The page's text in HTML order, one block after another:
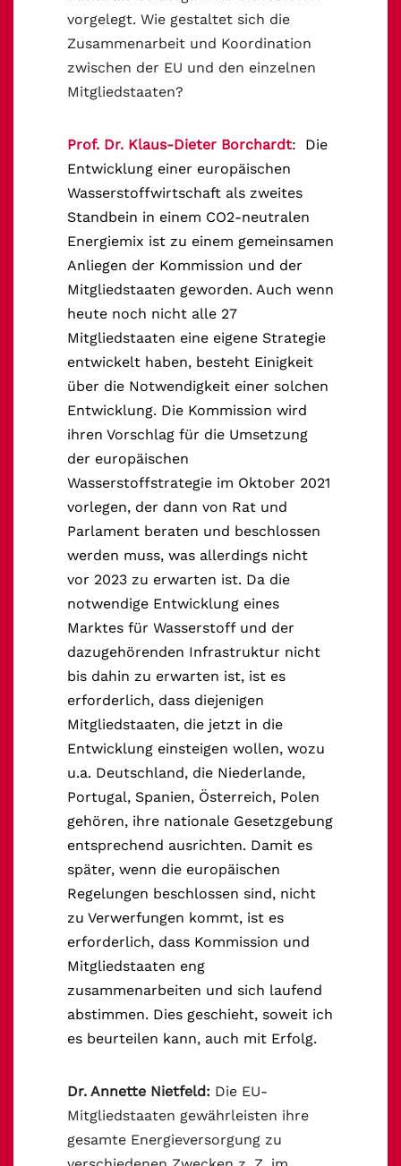
vorgelegt. Wie gestaltet sich die
Zusammenarbeit und Koordination
zwischen der EU und den einzelnen
Mitgliedstaaten?
Prof. Dr. Klaus-Dieter Borchardt: Die
Entwicklung einer europäischen
Wasserstoffwirtschaft als zweites
Standbein in einem CO2-neutralen
Energiemix ist zu einem gemeinsamen
Anliegen der Kommission und der
Mitgliedstaaten geworden. Auch wenn
heute noch nicht alle 27
Mitgliedstaaten eine eigene Strategie
entwickelt haben, besteht Einigkeit
über die Notwendigkeit einer solchen
Entwicklung. Die Kommission wird
ihren Vorschlag für die Umsetzung
der europäischen
Wasserstoffstrategie im Oktober 2021
vorlegen, der dann von Rat und
Parlament beraten und beschlossen
werden muss, was allerdings nicht
vor 2023 zu erwarten ist. Da die
notwendige Entwicklung eines
Marktes für Wasserstoff und der
dazugehörenden Infrastruktur nicht
bis dahin zu erwarten ist, ist es
erforderlich, dass diejenigen
Mitgliedstaaten, die jetzt in die
Entwicklung einsteigen wollen, wozu
u.a. Deutschland, die Niederlande,
Portugal, Spanien, Österreich, Polen
gehören, ihre nationale Gesetzgebung
entsprechend ausrichten. Damit es
später, wenn die europäischen
Regelungen beschlossen sind, nicht
zu Verwerfungen kommt, ist es
erforderlich, dass Kommission und
Mitgliedstaaten eng
zusammenarbeiten und sich laufend
abstimmen. Dies geschieht, soweit ich
es beurteilen kann, auch mit Erfolg.
Dr. Annette Nietfeld: Die EU-
Mitgliedstaaten gewährleisten ihre
gesamte Energieversorgung zu